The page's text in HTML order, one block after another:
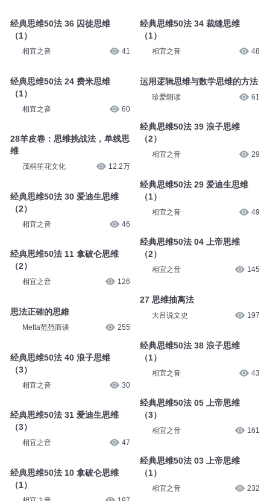
经典思维50法 36 囚徒思维
（1）
相宜之音 41
经典思维50法 24 费米思维
（1）
相宜之音 60
28羊皮卷：思维挑战法，单线思
维
茂桐笙花文化 12.2万
经典思维50法 30 爱迪生思维
（2）
相宜之音 46
经典思维50法 11 拿破仑思维
（2）
相宜之音 126
思法正確的思維
Metta范范而谈 255
经典思维50法 40 浪子思维
（3）
相宜之音 30
经典思维50法 31 爱迪生思维
（3）
相宜之音 47
经典思维50法 10 拿破仑思维
（1）
经典思维50法 34 裁缝思维
（1）
相宜之音 48
运用逻辑思维与数学思维的方法
珍爱朗读 61
经典思维50法 39 浪子思维
（2）
相宜之音 29
经典思维50法 29 爱迪生思维
（1）
相宜之音 49
经典思维50法 04 上帝思维
（2）
相宜之音 145
27 思维抽离法
大吕说文史 197
经典思维50法 38 浪子思维
（1）
相宜之音 43
经典思维50法 05 上帝思维
（3）
相宜之音 161
经典思维50法 03 上帝思维
（1）
相宜之音 232